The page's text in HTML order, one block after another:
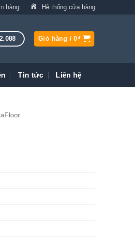
hàng Hệ thống cửa hàng
Giỏ hàng /0₫
Tin tức Liên hệ